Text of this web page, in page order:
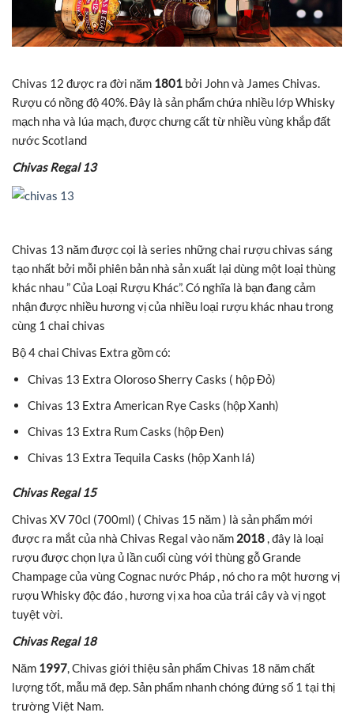
Chivas 12 được ra đời năm 1801 bởi John và James Chivas.
Rượu có nồng độ 40%. Đây là sản phẩm chứa nhiều lớp Whisky
mạch nha và lúa mạch, được chưng cất từ nhiều vùng khắp đất
nước Scotland
Chivas Regal 13
Chivas 13 năm được cọi là series những chai rượu chivas sáng
tạo nhất bởi mỗi phiên bản nhà sản xuất lại dùng một loại thùng
khác nhau ” Của Loại Rượu Khác”. Có nghĩa là bạn đang cảm
nhận được nhiều hương vị của nhiều loại rượu khác nhau trong
cùng 1 chai chivas
Bộ 4 chai Chivas Extra gồm có:
Chivas 13 Extra Oloroso Sherry Casks ( hộp Đỏ)
Chivas 13 Extra American Rye Casks (hộp Xanh)
Chivas 13 Extra Rum Casks (hộp Đen)
Chivas 13 Extra Tequila Casks (hộp Xanh lá)
Chivas Regal 15
Chivas XV 70cl (700ml) ( Chivas 15 năm ) là sản phẩm mới
được ra mắt của nhà Chivas Regal vào năm 2018, đây là loại
rượu được chọn lựa ủ lần cuối cùng với thùng gỗ Grande
Champage của vùng Cognac nước Pháp , nó cho ra một hương vị
rượu Whisky độc đáo , hương vị xa hoa của trái cây và vị ngọt
tuyệt vời.
Chivas Regal 18
Năm 1997, Chivas giới thiệu sản phẩm Chivas 18 năm chất
lượng tốt, mẫu mã đẹp. Sản phẩm nhanh chóng đứng số 1 tại thị
trường Việt Nam.